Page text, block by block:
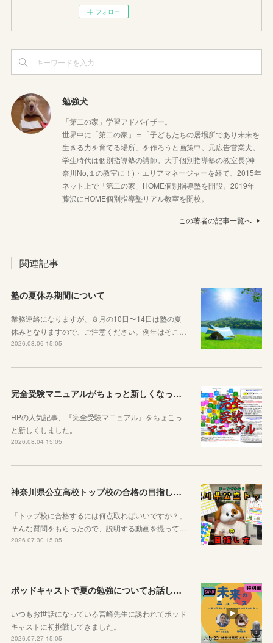
フォロー
勉強犬
「第二の家」学習アドバイザー。
世界中に「第二の家」＝「子どもたちの居場所であり未来を
生きる力を育てる場所」を作ろうと画策中。元広告営業犬。
学生時代は個別指導塾の講師。大手個別指導塾の教室長(神
奈川No,１の教室に！)・エリアマネージャーを経て、2015年
ネット上で「第二の家」HOME個別指導塾を開設。2019年
藤沢にHOME個別指導塾リアル教室を開校。
この著者の記事一覧へ
関連記事
塾の夏休み期間について
業務連絡になりますが、８月の10日〜14日は塾の夏
休みとなりますので、ご注意ください。例年はそこ…
2026.08.06 15:05
完全受験マニュアルがちょっと新しくなったよ！
HPの人気記事、『完全受験マニュアル』をちょこっ
と新しくしました。
2026.08.04 15:05
神奈川県公立高校トップ校の合格の目指し方について動画をアップしました
「トップ校に合格するには何点取ればいいですか？」
そんな質問をもらったので、説明する動画を撮って…
2026.07.30 15:05
ポッドキャストで夏の勉強についてお話ししています！
いつもお世話になっている宮崎先生に誘われてポッド
キャストに初挑戦してきました。
2026.07.27 15:05